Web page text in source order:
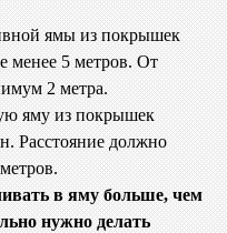
ямы из покрышек
менее 5 метров. От
2 метра.
яму из покрышек
Расстояние должно
в яму больше, чем
нужно делать